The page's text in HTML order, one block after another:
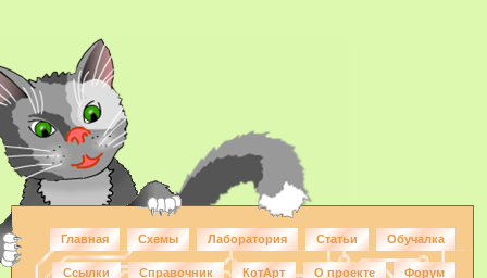
Главная Схемы Лаборатория Статьи Обучалка
Ссылки Справочник КотАрт О проекте Форум